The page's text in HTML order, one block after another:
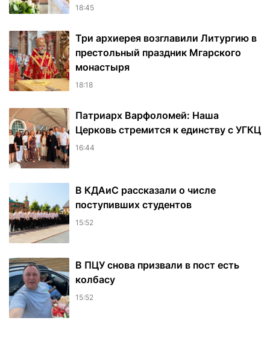
18:45
Три архиерея возглавили Литургию в
престольный праздник Мгарского
монастыря
18:18
Патриарх Варфоломей: Наша
Церковь стремится к единству с УГКЦ
16:44
В КДАиС рассказали о числе
поступивших студентов
15:52
В ПЦУ снова призвали в пост есть
колбасу
15:52